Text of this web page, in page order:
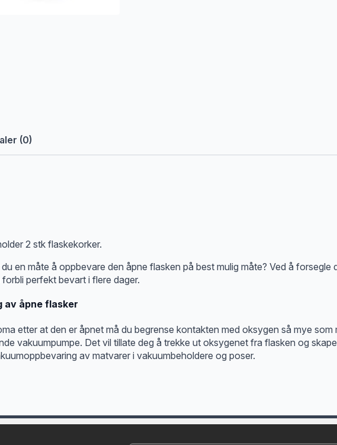
(0)
2 stk flaskekorker.
en måte å oppbevare den åpne flasken på best mulig måte? Ved å forsegle
perfekt bevart i flere dager.
av åpne flasker
etter at den er åpnet må du begrense kontakten med oksygen så mye som
vakuumpumpe. Det vil tillate deg å trekke ut oksygenet fra flasken og
av matvarer i vakuumbeholdere og poser.